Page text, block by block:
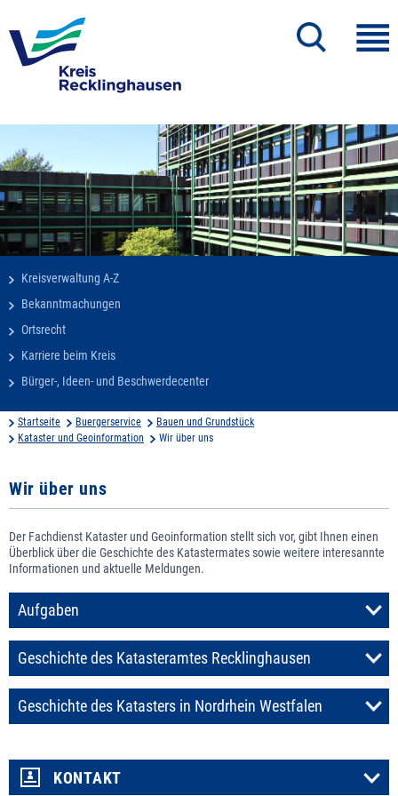
Kreisverwaltung A-Z
Bekanntmachungen
Ortsrecht
Karriere beim Kreis
Bürger-, Ideen- und Beschwerdecenter
Startseite Buergerservice
Bauen und Grundstück
Kataster und Geoinformation
Wir über uns
Wir über uns
Der Fachdienst Kataster und Geoinformation stellt sich vor, gibt Ihnen einen
Überblick über die Geschichte des Katastermates sowie weitere interesannte
Informationen und aktuelle Meldungen.
Aufgaben
Geschichte des Katasteramtes Recklinghausen
Geschichte des Katasters in Nordrhein Westfalen
KONTAKT